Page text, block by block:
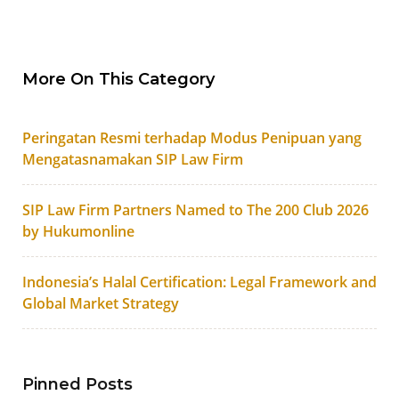
More On This Category
Peringatan Resmi terhadap Modus Penipuan yang
Mengatasnamakan SIP Law Firm
SIP Law Firm Partners Named to The 200 Club 2026
by Hukumonline
Indonesia’s Halal Certification: Legal Framework and
Global Market Strategy
Pinned Posts